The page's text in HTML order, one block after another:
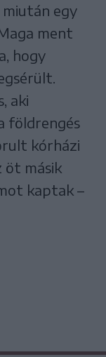
miután egy
ment
hogy
aki
földrengés
kórházi
öt másik
kaptak –